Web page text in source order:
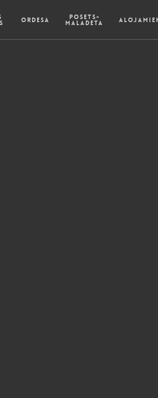
Ordesa Posets-
Maladeta